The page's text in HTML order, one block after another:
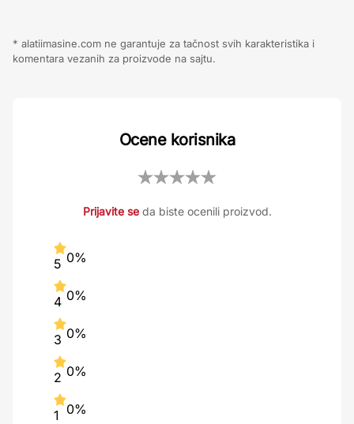
* alatiimasine.com ne garantuje za tačnost svih karakteristika i
komentara vezanih za proizvode na sajtu.
Ocene korisnika
Prijavite seda biste ocenili proizvod.
5 0%
4 0%
3 0%
2 0%
1 0%